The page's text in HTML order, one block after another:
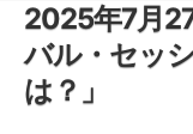
2025年7月
バル・セッ
は？」